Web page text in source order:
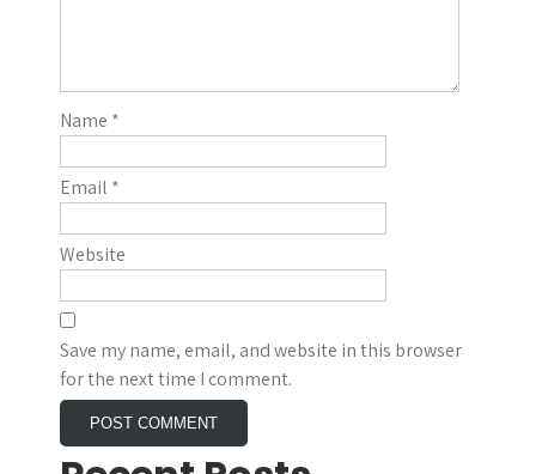
Name *
Email *
Website
Save my name, email, and website in this browser
for the next time I comment.